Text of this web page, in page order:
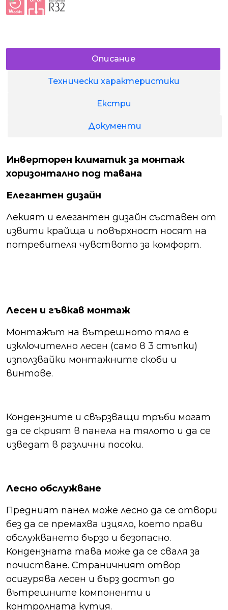
Описание
Технически характеристики
Екстри
Документи
Инверторен климатик за монтаж
хоризонтално под тавана
Елегантен дизайн
Лекият и елегантен дизайн съставен от
извити крайща и повърхност носят на
потребителя чувството за комфорт.
Лесен и гъвкав монтаж
Монтажът на вътрешното тяло е
изключително лесен (само в 3 стъпки)
използвайки монтажните скоби и
винтове.
Кондензните и свързващи тръби могат
да се скрият в панела на тялото и да се
изведат в различни посоки.
Лесно обслужване
Предният панел може лесно да се отвори
без да се премахва изцяло, което прави
обслужването бързо и безопасно.
Кондензната тава може да се сваля за
почистване. Страничният отвор
осигурява лесен и бърз достъп до
вътрешните компоненти и
контролната кутия.